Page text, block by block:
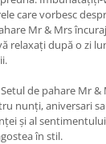
care vorbesc
Mr & Mrs
relaxați după o zi
de pahare Mr
nunți, aniversari
și al
în stil.